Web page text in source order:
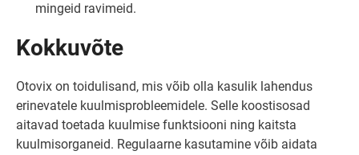
mingeid ravimeid.
Kokkuvõte
Otovix on toidulisand, mis võib olla kasulik lahendus
erinevatele kuulmisprobleemidele. Selle koostisosad
aitavad toetada kuulmise funktsiooni ning kaitsta
kuulmisorganeid. Regulaarne kasutamine võib aidata